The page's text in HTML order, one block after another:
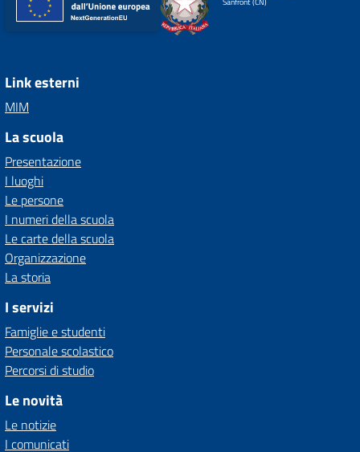
Link esterni
MIM
La scuola
Presentazione
I luoghi
Le persone
I numeri della scuola
Le carte della scuola
Organizzazione
La storia
I servizi
Famiglie e studenti
Personale scolastico
Percorsi di studio
Le novità
Le notizie
I comunicati